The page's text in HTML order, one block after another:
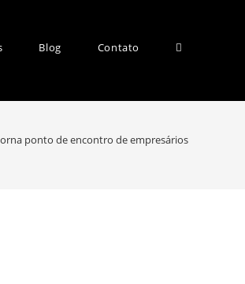
Blog Contato
ponto de encontro de empresários